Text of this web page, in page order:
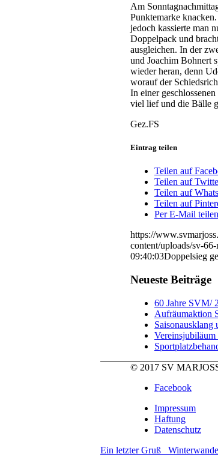
Am
Punktemarke
jedoch kassierte man
Doppelpack und
ausgleichen. In der
und Joachim Bohnert
wieder heran, denn
worauf der
In einer
viel lief und die Bälle
Gez.FS
Eintrag teilen
Teilen auf
Teilen auf
Teilen auf
Teilen auf
Per E-Mail teilen
https://
content/uploads/sv-
09:40:03Doppelsieg
Neueste Beiträge
60 Jahre SVM/
Aufräumaktion
Saisonausklang
Vereinsjubiläum
© 2017 SV
Facebook
Impressum
Haftung
Datenschutz
Ein letzter Gruß